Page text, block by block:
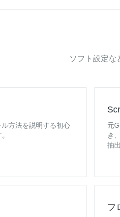
ソフト設定な
方法を説明する初心
元
き
抽
フ